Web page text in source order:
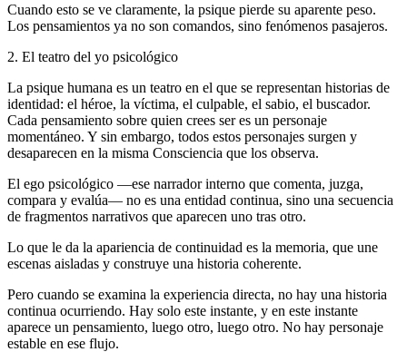
Cuando esto se ve claramente, la psique pierde su aparente peso.
Los pensamientos ya no son comandos, sino fenómenos pasajeros.
2. El teatro del yo psicológico
La psique humana es un teatro en el que se representan historias de
identidad: el héroe, la víctima, el culpable, el sabio, el buscador.
Cada pensamiento sobre quien crees ser es un personaje
momentáneo. Y sin embargo, todos estos personajes surgen y
desaparecen en la misma Consciencia que los observa.
El ego psicológico ―ese narrador interno que comenta, juzga,
compara y evalúa― no es una entidad continua, sino una secuencia
de fragmentos narrativos que aparecen uno tras otro.
Lo que le da la apariencia de continuidad es la memoria, que une
escenas aisladas y construye una historia coherente.
Pero cuando se examina la experiencia directa, no hay una historia
continua ocurriendo. Hay solo este instante, y en este instante
aparece un pensamiento, luego otro, luego otro. No hay personaje
estable en ese flujo.